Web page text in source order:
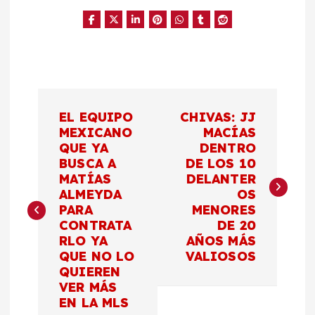
e
EL EQUIPO
MEXICANO
QUE YA
BUSCA A
MATÍAS
ALMEYDA
PARA
CONTRATA
RLO YA
QUE NO LO
QUIEREN
VER MÁS
EN LA MLS
CHIVAS: JJ
MACÍAS
DENTRO
DE LOS 10
DELANTER
OS
MENORES
DE 20
AÑOS MÁS
VALIOSOS